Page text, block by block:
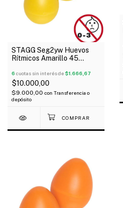
STAGG Seg2yw Huevos
Rítmicos Amarillo 45
6 cuotas sin interés de$1.666,67
$10.000,00
$9.000,00 con Transferencia o
depósito